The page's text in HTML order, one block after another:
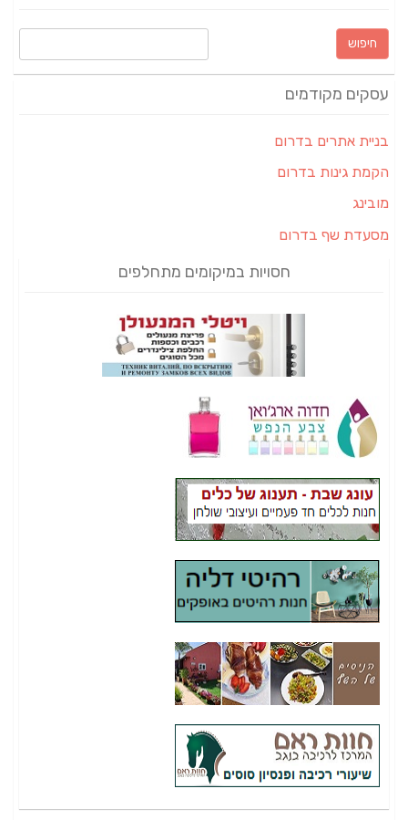
חיפוש:
עסקים מקודמים
בניית אתרים בדרום
הקמת גינות בדרום
מובינג
מסעדת שף בדרום
חסויות במיקומים מתחלפים